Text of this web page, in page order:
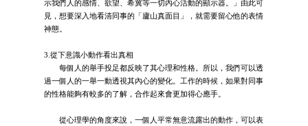
示我們人的感情、欲望、希冀等一切內心活動的顯示器。」由此可
見，想要深入地看清同事的「廬山真面目」，就需要留心他的表情
神態。
3.從下意識小動作看出真相
每個人的舉手投足都反映了其心理和性格。所以，我們可以透
過一個人的一舉一動透視其內心的變化。工作的時候，如果對同事
的性格能夠有較多的了解，合作起來會更加得心應手。
從心理學的角度來說，一個人平常無意流露出的動作，可以表